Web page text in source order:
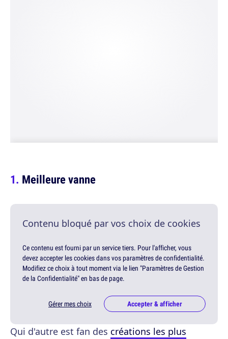
Meilleure vanne
Contenu bloqué par vos choix de cookies
Ce contenu est fourni par un service tiers. Pour l'afficher, vous
devez accepter les cookies dans vos paramètres de confidentialité.
Modifiez ce choix à tout moment via le lien "Paramètres de Gestion
de la Confidentialité" en bas de page.
Gérer mes choix Accepter & afficher
Qui d'autre est fan des créations les plus